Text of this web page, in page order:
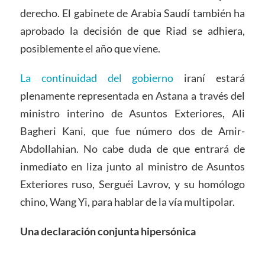
derecho. El gabinete de Arabia Saudí también ha
aprobado la decisión de que Riad se adhiera,
posiblemente el año que viene.
La continuidad del gobierno iraní estará
plenamente representada en Astana a través del
ministro interino de Asuntos Exteriores, Ali
Bagheri Kani, que fue número dos de Amir-
Abdollahian. No cabe duda de que entrará de
inmediato en liza junto al ministro de Asuntos
Exteriores ruso, Serguéi Lavrov, y su homólogo
chino, Wang Yi, para hablar de la vía multipolar.
Una declaración conjunta hipersónica